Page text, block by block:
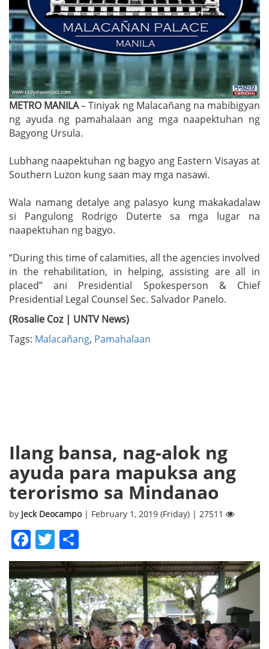
METRO MANILA– Tiniyak ng Malacañang na mabibigyan
ng ayuda ng pamahalaan ang mga naapektuhan ng
Bagyong Ursula.
Lubhang naapektuhan ng bagyo ang Eastern Visayas at
Southern Luzon kung saan may mga nasawi.
Wala namang detalye ang palasyo kung makakadalaw
si Pangulong Rodrigo Duterte sa mga lugar na
naapektuhan ng bagyo.
“During this time of calamities, all the agencies involved
in the rehabilitation, in helping, assisting are all in
placed” ani Presidential Spokesperson & Chief
Presidential Legal Counsel Sec. Salvador Panelo.
(Rosalie Coz | UNTV News)
Tags: Malacañang, Pamahalaan
Ilang bansa, nag-alok ng
ayuda para mapuksa ang
terorismo sa Mindanao
by Jeck Deocampo | February 1, 2019 (Friday) | 27511
Facebook
Twitter